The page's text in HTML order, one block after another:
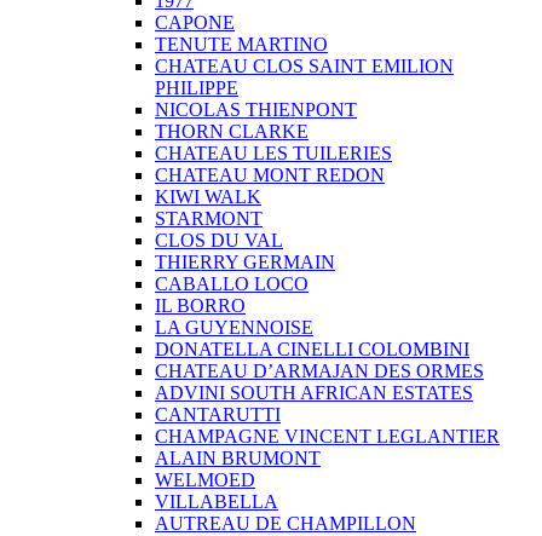
CAPONE
TENUTE MARTINO
CHATEAU CLOS SAINT EMILION
PHILIPPE
NICOLAS THIENPONT
THORN CLARKE
CHATEAU LES TUILERIES
CHATEAU MONT REDON
KIWI WALK
STARMONT
CLOS DU VAL
THIERRY GERMAIN
CABALLO LOCO
IL BORRO
LA GUYENNOISE
DONATELLA CINELLI COLOMBINI
CHATEAU D’ARMAJAN DES ORMES
ADVINI SOUTH AFRICAN ESTATES
CANTARUTTI
CHAMPAGNE VINCENT LEGLANTIER
ALAIN BRUMONT
WELMOED
VILLABELLA
AUTREAU DE CHAMPILLON